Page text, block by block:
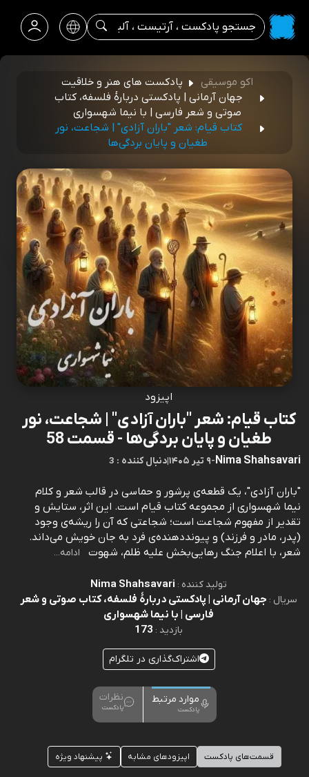
اکو موسیقی
پادکست های هنر و خلاقیت
جهان آرمانی | پادکستی دربارۀ فلسفه، کتاب
صوتی و شعر فارسی | با نیما شهسواری
کتاب قیام: شعر "باران آزادی" | شجاعت، نور
طغیان و پایان بردگی‌ها
اپیزود
کتاب قیام: شعر "باران آزادی" | شجاعت، نور
طغیان و پایان بردگی‌ها - قسمت 58
Nima Shahsavari
-۹ تیر ۱۴۰۵ |3 : دنبال کننده
"باران آزادی"، یک قطعه‌ی پرشور و حماسی در قالب شعر و کلام
نیما شهسواری از مجموعه کتاب قیام است. این اثر، ستایش و
تقدیر از مفهوم شجاعت است؛ شجاعتی که آن را ریشه‌ی وجود
(پدر، مادر و فرزند) و پیونددهنده‌ی فرد به جان خویش می‌داند.
شعر، با اعلام جنگ رهایی‌بخش علیه ظلم، شهوت
ادامه...
تولید کننده : Nima Shahsavari
سریال : جهان آرمانی | پادکستی دربارۀ فلسفه، کتاب صوتی و شعر
فارسی | با نیما شهسواری
بازدید : 173
اشتراک‌گذاری در تلگرام
موارد مرتبط
پادکست
نظرات
پادکست
قسمت‌های پادکست اپیزودهای مشابه پیشنهاد ویژه